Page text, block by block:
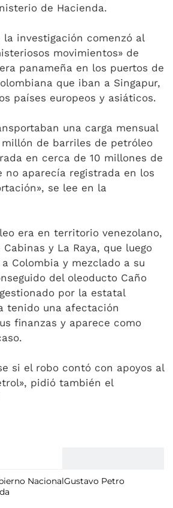
de Hacienda.
la investigación comenzó al
movimientos» de
panameña en los puertos de
que iban a Singapur,
países europeos y asiáticos.
una carga mensual
de barriles de petróleo
en cerca de 10 millones de
no aparecía registrada en los
se lee en la
era en territorio venezolano,
y La Raya, que luego
Colombia y mezclado a su
del oleoducto Caño
por la estatal
tenido una afectación
finanzas y aparece como
si el robo contó con apoyos al
pidió también el
NacionalGustavo Petro